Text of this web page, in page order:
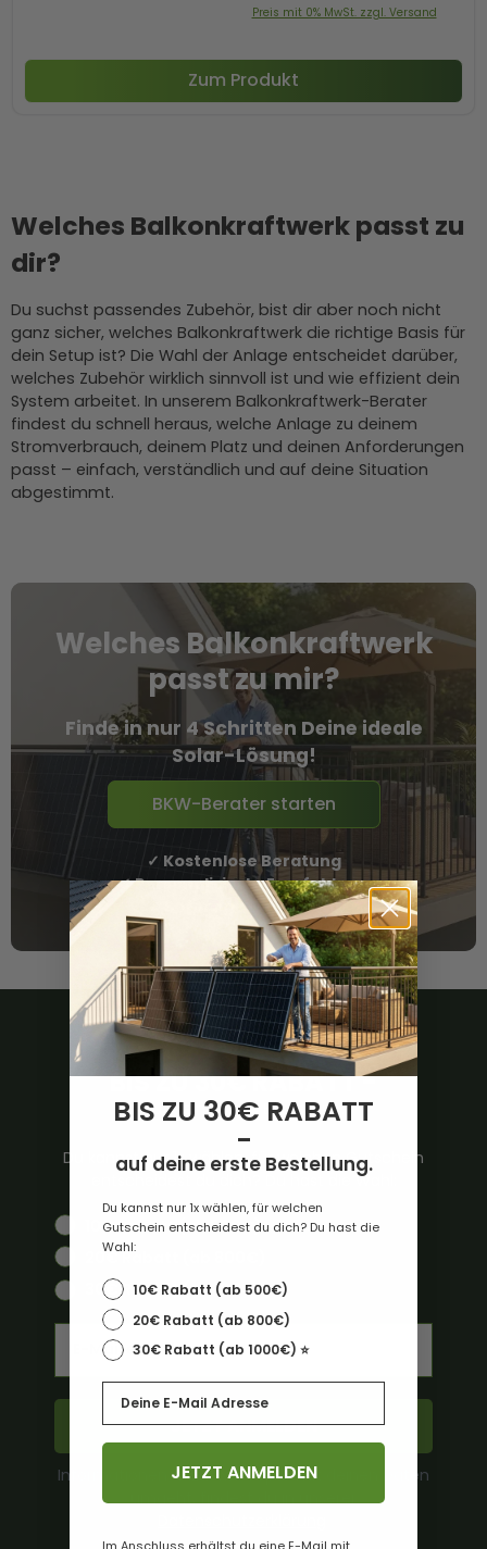
Preis mit 0% MwSt. zzgl. Versand
Zum Produkt
Welches Balkonkraftwerk passt zu
dir?
Du suchst passendes Zubehör, bist dir aber noch nicht
ganz sicher, welches Balkonkraftwerk die richtige Basis für
dein Setup ist? Die Wahl der Anlage entscheidet darüber,
welches Zubehör wirklich sinnvoll ist und wie effizient dein
System arbeitet. In unserem Balkonkraftwerk-Berater
findest du schnell heraus, welche Anlage zu deinem
Stromverbrauch, deinem Platz und deinen Anforderungen
passt – einfach, verständlich und auf deine Situation
abgestimmt.
Welches Balkonkraftwerk
passt zu mir?
Finde in nur 4 Schritten Deine ideale
Solar-Lösung!
BKW-Berater starten
✓ Kostenlose Beratung
✓ Personalisierte Empfehlung
✓ Sofortige Ergebnisse
BIS ZU 30€ RABATT -
auf deine erste Bestellung.
Du kannst nur 1x wählen, für welchen Gutschein
entscheidest du dich? Du hast die Wahl:
10€ Rabatt (ab 500€)
20€ Rabatt (ab 800€)
30€ Rabatt (ab 1000€) ⭐️
JETZT ANMELDEN
Informationen dazu, wie Tepto mit deinen Daten
BIS ZU 30€ RABATT
-
auf deine erste Bestellung.
Du kannst nur 1x wählen, für welchen
Gutschein entscheidest du dich? Du hast die
Wahl:
10€ Rabatt (ab 500€)
20€ Rabatt (ab 800€)
30€ Rabatt (ab 1000€) ⭐️
JETZT ANMELDEN
Im Anschluss erhältst du eine E-Mail mit